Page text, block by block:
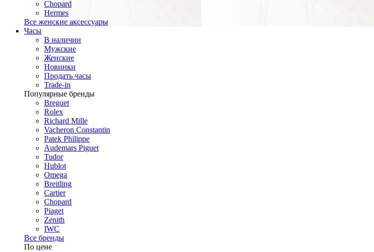
Chopard
Hermes
Все женские аксессуары
Часы
В наличии
Мужские
Женские
Новинки
Продать часы
Trade-in
Популярные бренды
Breguet
Rolex
Richard Mille
Vacheron Constantin
Patek Philippe
Audemars Piguet
Tudor
Hublot
Omega
Breitling
Cartier
Chopard
Piaget
Zenith
IWC
Все бренды
По цене